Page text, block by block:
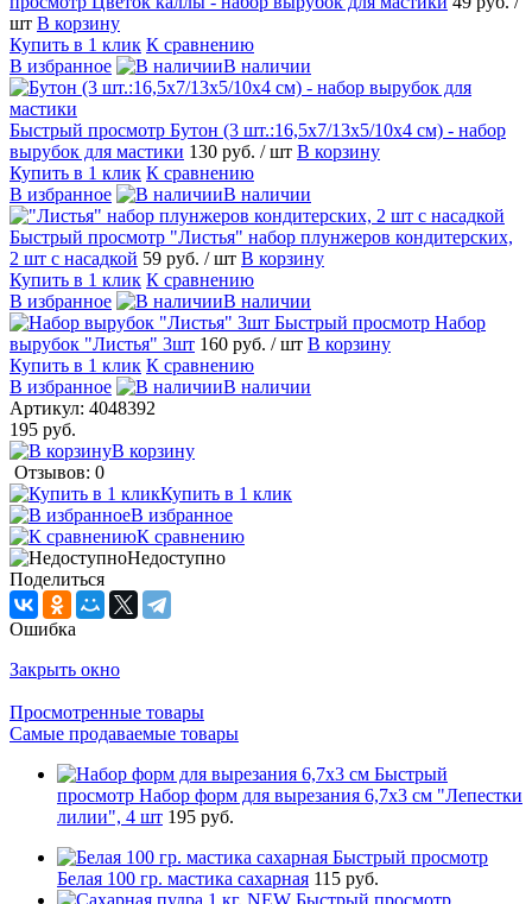
шт В корзину
Купить в 1 клик К сравнению
В избранное
В наличии
Быстрый просмотр Бутон (3 шт.:16,5х7/13х5/10х4 см) - набор
вырубок для мастики 130 руб. / шт В корзину
Купить в 1 клик К сравнению
В избранное
В наличии
Быстрый просмотр "Листья" набор плунжеров кондитерских,
2 шт с насадкой 59 руб. / шт В корзину
Купить в 1 клик К сравнению
В избранное
В наличии
Быстрый просмотр Набор
вырубок "Листья" 3шт 160 руб. / шт В корзину
Купить в 1 клик К сравнению
В избранное
В наличии
Артикул: 4048392
195 руб.
В корзину
Отзывов: 0
Купить в 1 клик
В избранное
К сравнению
Недоступно
Поделиться
Ошибка
Закрыть окно
Просмотренные товары
Самые продаваемые товары
Быстрый
просмотр Набор форм для вырезания 6,7x3 см "Лепестки
лилии", 4 шт 195 руб.
Быстрый просмотр
Белая 100 гр. мастика сахарная 115 руб.
Быстрый просмотр